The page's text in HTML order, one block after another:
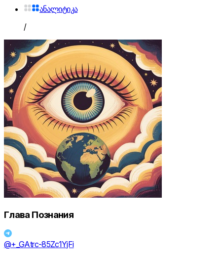
ანალიტიკა
/
Глава Познания
@+_GAtrc-85Zc1YjFi